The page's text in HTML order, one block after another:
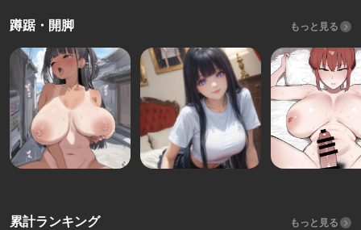
蹲踞・開脚 もっと見る
累計ランキング もっと見る